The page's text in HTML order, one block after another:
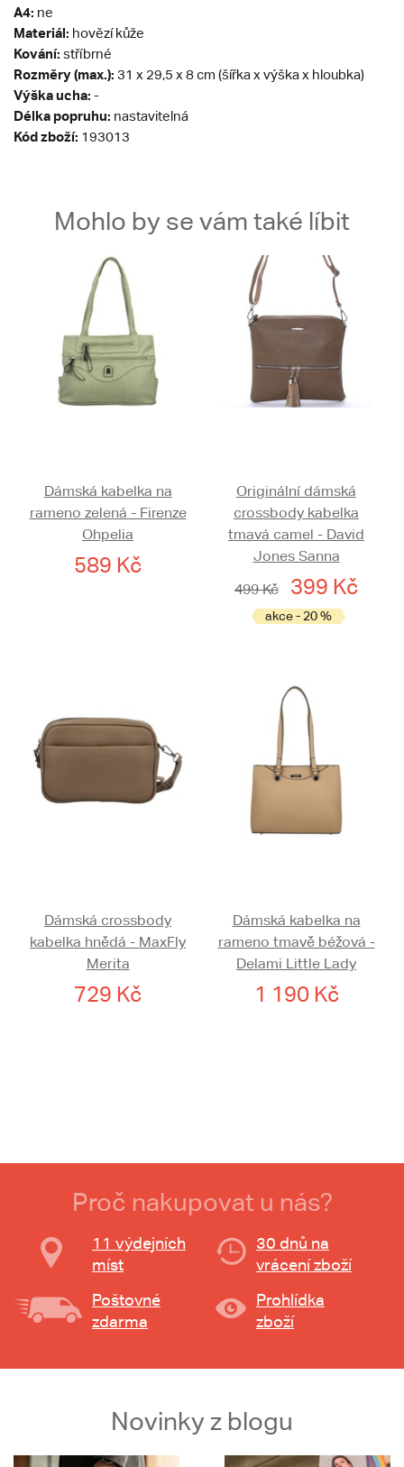
A4: ne
Materiál: hovězí kůže
Kování: stříbrné
Rozměry (max.): 31 x 29,5 x 8 cm (šířka x výška x hloubka)
Výška ucha: -
Délka popruhu: nastavitelná
Kód zboží: 193013
Mohlo by se vám také líbit
Dámská kabelka na
rameno zelená - Firenze
Ohpelia
589 Kč
Originální dámská
crossbody kabelka
tmavá camel - David
Jones Sanna
499 Kč
399 Kč
akce - 20 %
Dámská crossbody
kabelka hnědá - MaxFly
Merita
729 Kč
Dámská kabelka na
rameno tmavě béžová -
Delami Little Lady
1 190 Kč
Proč nakupovat u nás?
11 výdejních
míst
30 dnů na
vrácení zboží
Poštovné
zdarma
Prohlídka
zboží
Novinky z blogu